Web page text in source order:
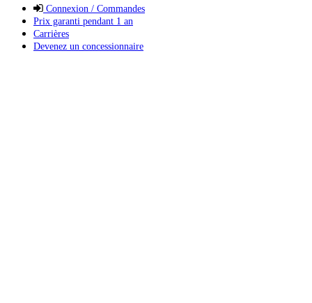
Connexion / Commandes
Prix garanti pendant 1 an
Carrières
Devenez un concessionnaire